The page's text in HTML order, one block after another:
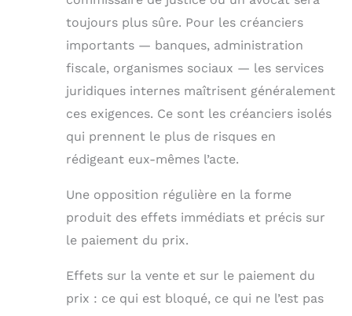
toujours plus sûre. Pour les créanciers
importants — banques, administration
fiscale, organismes sociaux — les services
juridiques internes maîtrisent généralement
ces exigences. Ce sont les créanciers isolés
qui prennent le plus de risques en
rédigeant eux-mêmes l’acte.
Une opposition régulière en la forme
produit des effets immédiats et précis sur
le paiement du prix.
Effets sur la vente et sur le paiement du
prix : ce qui est bloqué, ce qui ne l’est pas